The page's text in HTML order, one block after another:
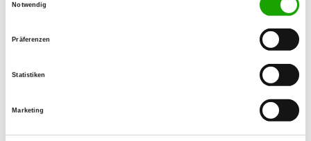
Notwendig
Präferenzen
Statistiken
Marketing
OG - Königsbrunn e.V.
86343 Königsbrunn
OG - Kaufering e.V.
Am Texet 1